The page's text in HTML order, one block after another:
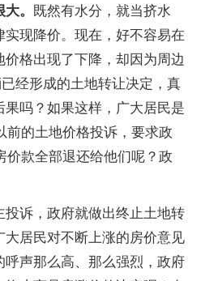
。
既然有水分，就当挤水
现降价。现在，好不容易在
格出现了下降，却因为周边
经形成的土地转让决定，真
吗？如果这样，广大居民是
前的土地价格投诉，要求政
价款全部退还给他们呢？政
投诉，政府就做出终止土地转
居民对不断上涨的房价意见
声那么高、那么强烈，政府